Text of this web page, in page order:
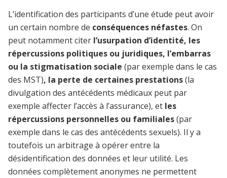
L’identification des participants d’une étude peut avoir
un certain nombre de conséquences néfastes. On
peut notamment citer l’usurpation d’identité, les
répercussions politiques ou juridiques, l’embarras
ou la stigmatisation sociale (par exemple dans le cas
des MST), la perte de certaines prestations(la
divulgation des antécédents médicaux peut par
exemple affecter l’accès à l’assurance), et les
répercussions personnelles ou familiales(par
exemple dans le cas des antécédents sexuels). Il y a
toutefois un arbitrage à opérer entre la
désidentification des données et leur utilité. Les
données complètement anonymes ne permettent